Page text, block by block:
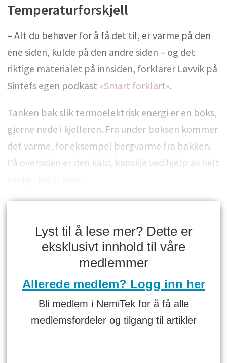
Temperaturforskjell
– Alt du behøver for å få det til, er varme på den
ene siden, kulde på den andre siden – og det
riktige materialet på innsiden, forklarer Løvvik på
Sintefs egen podkast «Smart forklart».
Tanken bak slik termoelektrisk energi er en boks,
gjerne nede i kjelleren. Fra under boksen kommer
det varme, for eksempel bergvarme fra bakken.
På oversiden er den kald, kanskje ved hjelp av helt
Lyst til å lese mer? Dette er
eksklusivt innhold til våre
medlemmer
Allerede medlem? Logg inn her
Bli medlem i NemiTek for å få alle
medlemsfordeler og tilgang til artikler